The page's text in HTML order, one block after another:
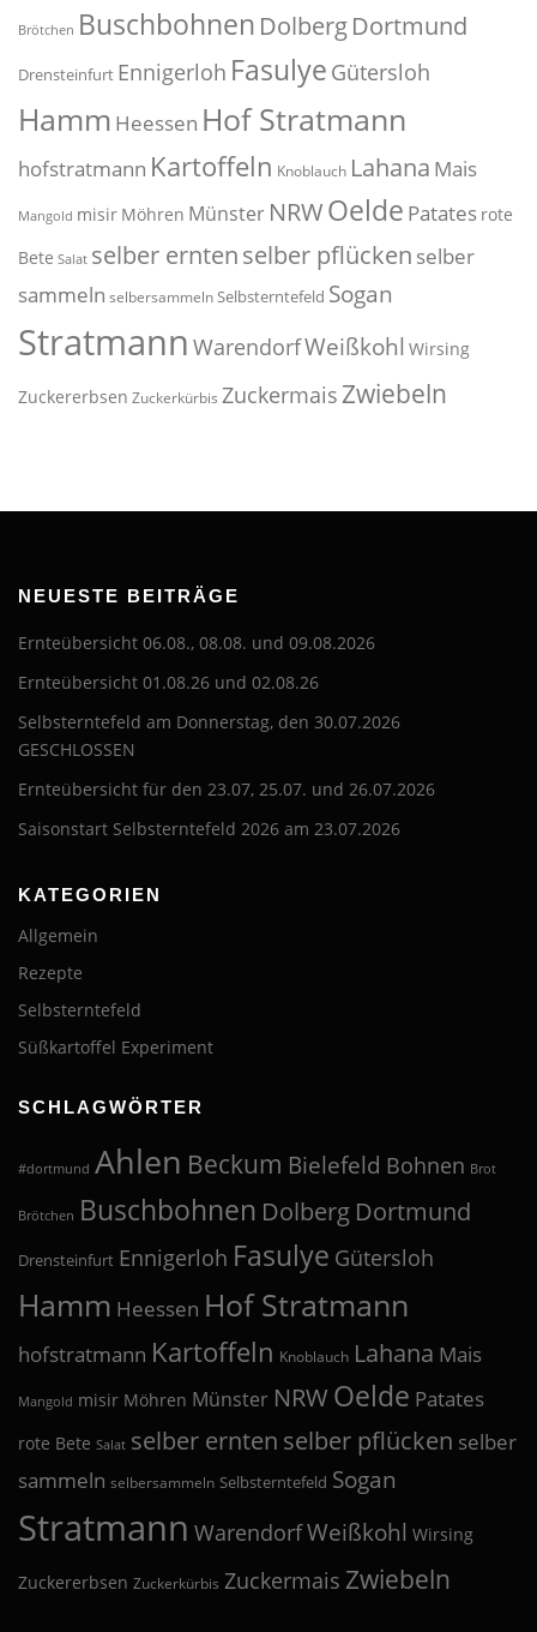
Brötchen Buschbohnen DolbergDortmund
Drensteinfurt Ennigerloh Fasulye Gütersloh
Hamm Heessen Hof Stratmann
hofstratmann Kartoffeln Knoblauch Lahana Mais
Mangold misir Möhren Münster NRWOelde Patates rote
Bete Salat selber erntenselber pflücken selber
sammeln selbersammelnSelbsterntefeld Sogan
Stratmann WarendorfWeißkohl Wirsing
Zuckererbsen Zuckerkürbis Zuckermais Zwiebeln
NEUESTE BEITRÄGE
Ernteübersicht 06.08., 08.08. und 09.08.2026
Ernteübersicht 01.08.26 und 02.08.26
Selbsterntefeld am Donnerstag, den 30.07.2026
GESCHLOSSEN
Ernteübersicht für den 23.07, 25.07. und 26.07.2026
Saisonstart Selbsterntefeld 2026 am 23.07.2026
KATEGORIEN
Allgemein
Rezepte
Selbsterntefeld
Süßkartoffel Experiment
SCHLAGWÖRTER
#dortmund Ahlen Beckum Bielefeld Bohnen Brot
Brötchen Buschbohnen Dolberg Dortmund
Drensteinfurt Ennigerloh Fasulye Gütersloh
Hamm Heessen Hof Stratmann
hofstratmann Kartoffeln Knoblauch Lahana Mais
Mangold misir Möhren Münster NRW Oelde Patates
rote Bete Salat selber ernten selber pflücken selber
sammeln selbersammeln Selbsterntefeld Sogan
Stratmann WarendorfWeißkohl Wirsing
Zuckererbsen Zuckerkürbis Zuckermais Zwiebeln